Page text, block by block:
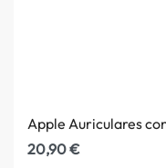
Apple Auriculares
20,90€